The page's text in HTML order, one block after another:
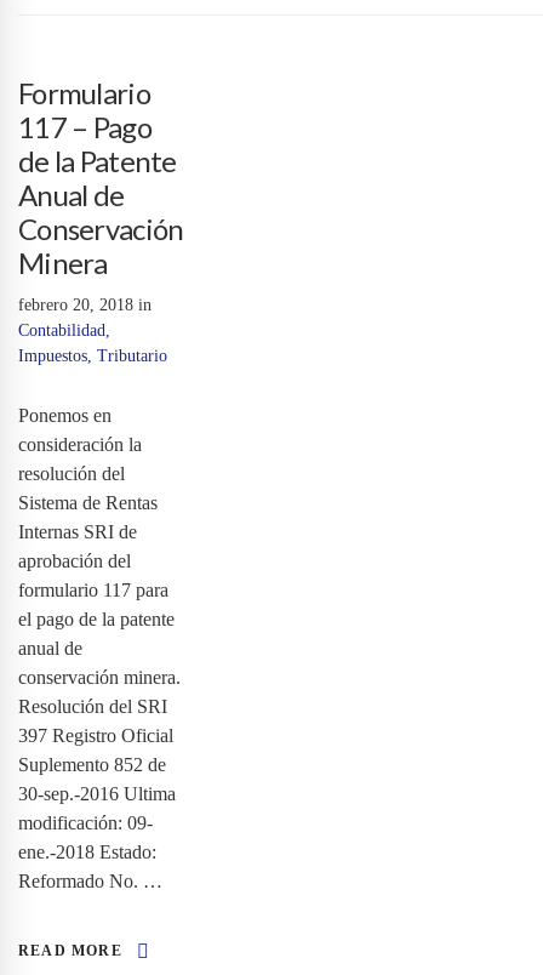
Formulario
117 – Pago
de la Patente
Anual de
Conservación
Minera
febrero 20, 2018 in
Contabilidad,
Impuestos, Tributario
Ponemos en
consideración la
resolución del
Sistema de Rentas
Internas SRI de
aprobación del
formulario 117 para
el pago de la patente
anual de
conservación minera.
Resolución del SRI
397 Registro Oficial
Suplemento 852 de
30-sep.-2016 Ultima
modificación: 09-
ene.-2018 Estado:
Reformado No. …
READ MORE